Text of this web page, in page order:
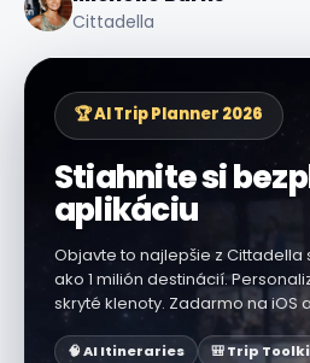
Cittadella
🏆 AI Trip Planner 2026
Stiahnite si
aplikáciu
Objavte to najlepšie z
ako 1 milión destinácií.
skryté klenoty. Zadarmo na iOS
🧠 AI Itineraries
🎒 Trip